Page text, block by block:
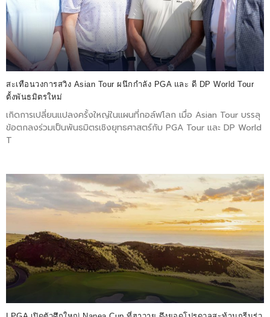
สะเทือนวงการสวิง Asian Tour ผนึกกำลัง PGA และ ดี DP World Tour
ตั้งพันธมิตรใหม่
เกิดการเปลี่ยนแปลงครั้งใหญ่ในแผนที่กอล์ฟโลก เมื่อ Asian Tour บรรลุ
ข้อตกลงร่วมเป็นพันธมิตรเชิงยุทธศาสตร์กับ PGA Tour และ DP World
T